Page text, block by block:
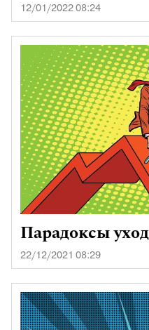
12/01/2022 08:24
Парадоксы
22/12/2021 08:29